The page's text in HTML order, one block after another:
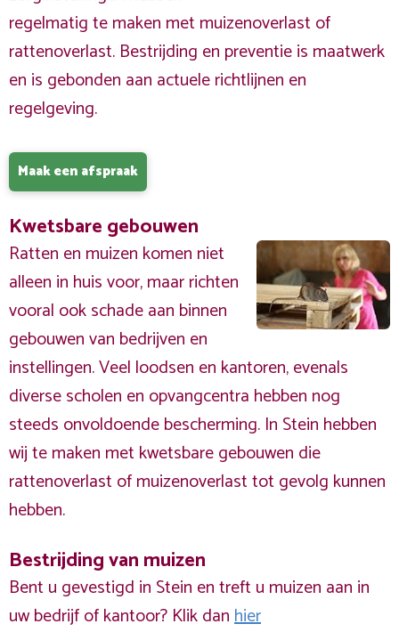
regelmatig te maken met muizenoverlast of
rattenoverlast. Bestrijding en preventie is maatwerk
en is gebonden aan actuele richtlijnen en
regelgeving.
Maak een afspraak
Kwetsbare gebouwen
Ratten en muizen komen niet
alleen in huis voor, maar richten
vooral ook schade aan binnen
gebouwen van bedrijven en
instellingen. Veel loodsen en kantoren, evenals
diverse scholen en opvangcentra hebben nog
steeds onvoldoende bescherming. In Stein hebben
wij te maken met kwetsbare gebouwen die
rattenoverlast of muizenoverlast tot gevolg kunnen
hebben.
Bestrijding van muizen
Bent u gevestigd in Stein en treft u muizen aan in
uw bedrijf of kantoor? Klik danhier